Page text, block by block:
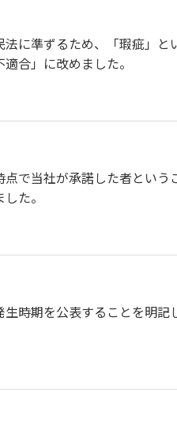
法に準ずるため、「瑕疵」と
適合」に改めました。
点で当社が承諾した者という
た。
生時期を公表することを明記